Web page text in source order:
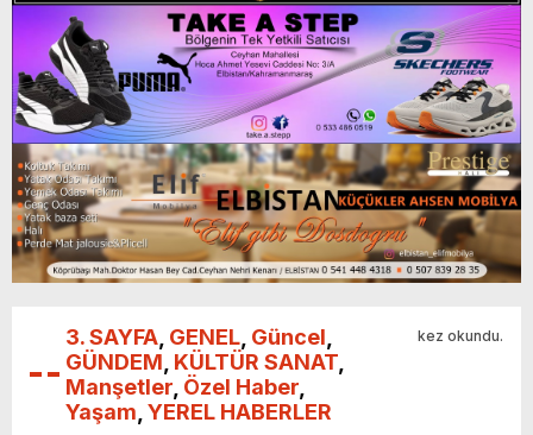
3. SAYFA GENEL Güncel
GÜNDEM KÜLTÜR SANAT
Manşetler Özel Haber
Yaşam YEREL HABERLER
kez okundu.